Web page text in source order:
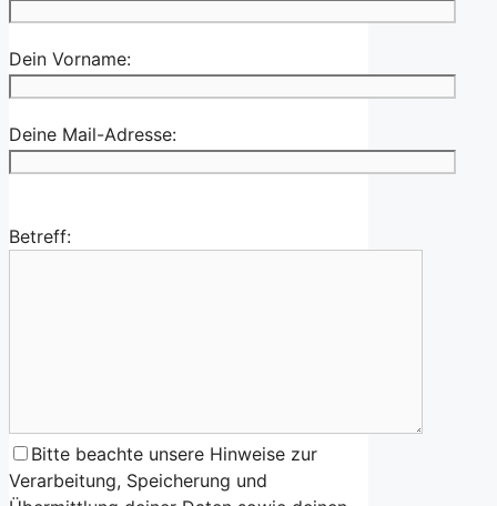
Dein Vorname:
Deine Mail-Adresse:
Betreff:
Bitte beachte unsere Hinweise zur
Verarbeitung, Speicherung und